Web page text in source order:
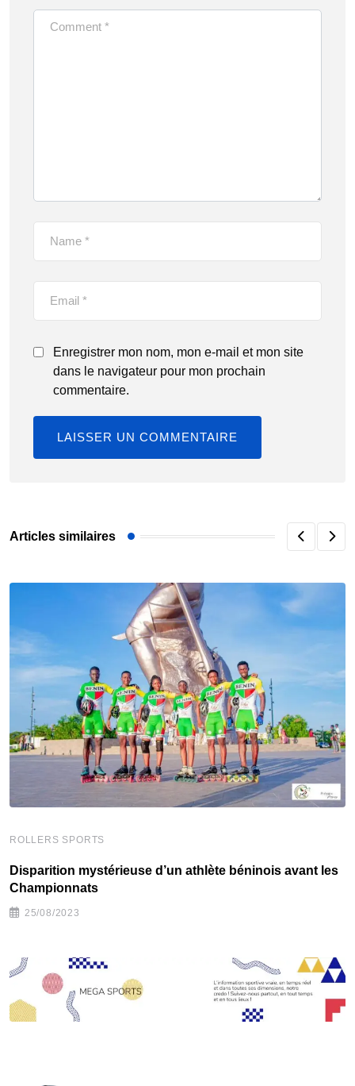
Enregistrer mon nom, mon e-mail et mon site
dans le navigateur pour mon prochain
commentaire.
Articles similaires
ROLLERS SPORTS
Disparition mystérieuse d’un athlète béninois avant les
Championnats
25/08/2023